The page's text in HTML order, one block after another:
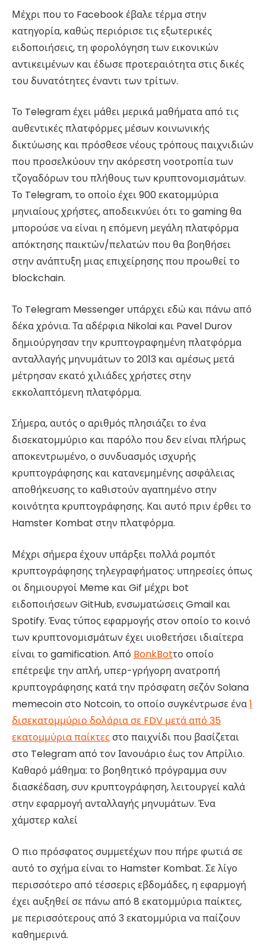
Μέχρι που το Facebook έβαλε τέρμα στην
κατηγορία, καθώς περιόρισε τις εξωτερικές
ειδοποιήσεις, τη φορολόγηση των εικονικών
αντικειμένων και έδωσε προτεραιότητα στις δικές
του δυνατότητες έναντι των τρίτων.
Το Telegram έχει μάθει μερικά μαθήματα από τις
αυθεντικές πλατφόρμες μέσων κοινωνικής
δικτύωσης και πρόσθεσε νέους τρόπους παιχνιδιών
που προσελκύουν την ακόρεστη νοοτροπία των
τζογαδόρων του πλήθους των κρυπτονομισμάτων.
Το Telegram, το οποίο έχει 900 εκατομμύρια
μηνιαίους χρήστες, αποδεικνύει ότι το gaming θα
μπορούσε να είναι η επόμενη μεγάλη πλατφόρμα
απόκτησης παικτών/πελατών που θα βοηθήσει
στην ανάπτυξη μιας επιχείρησης που προωθεί το
blockchain.
Το Telegram Messenger υπάρχει εδώ και πάνω από
δέκα χρόνια. Τα αδέρφια Nikolai και Pavel Durov
δημιούργησαν την κρυπτογραφημένη πλατφόρμα
ανταλλαγής μηνυμάτων το 2013 και αμέσως μετά
μέτρησαν εκατό χιλιάδες χρήστες στην
εκκολαπτόμενη πλατφόρμα.
Σήμερα, αυτός ο αριθμός πλησιάζει το ένα
δισεκατομμύριο και παρόλο που δεν είναι πλήρως
αποκεντρωμένο, ο συνδυασμός ισχυρής
κρυπτογράφησης και κατανεμημένης ασφάλειας
αποθήκευσης το καθιστούν αγαπημένο στην
κοινότητα κρυπτογράφησης. Και αυτό πριν έρθει το
Hamster Kombat στην πλατφόρμα.
Μέχρι σήμερα έχουν υπάρξει πολλά ρομπότ
κρυπτογράφησης τηλεγραφήματος: υπηρεσίες όπως
οι δημιουργοί Meme και Gif μέχρι bot
ειδοποιήσεων GitHub, ενσωματώσεις Gmail και
Spotify. Ένας τύπος εφαρμογής στον οποίο το κοινό
των κρυπτονομισμάτων έχει υιοθετήσει ιδιαίτερα
είναι το gamification. Από BonkBotτο οποίο
επέτρεψε την απλή, υπερ-γρήγορη ανατροπή
κρυπτογράφησης κατά την πρόσφατη σεζόν Solana
memecoin στο Notcoin, το οποίο συγκέντρωσε ένα1
δισεκατομμύριο δολάρια σε FDV μετά από 35
εκατομμύρια παίκτες στο παιχνίδι που βασίζεται
στο Telegram από τον Ιανουάριο έως τον Απρίλιο.
Καθαρό μάθημα: το βοηθητικό πρόγραμμα συν
διασκέδαση, συν κρυπτογράφηση, λειτουργεί καλά
στην εφαρμογή ανταλλαγής μηνυμάτων. Ένα
χάμστερ καλεί
Ο πιο πρόσφατος συμμετέχων που πήρε φωτιά σε
αυτό το σχήμα είναι το Hamster Kombat. Σε λίγο
περισσότερο από τέσσερις εβδομάδες, η εφαρμογή
έχει αυξηθεί σε πάνω από 8 εκατομμύρια παίκτες,
με περισσότερους από 3 εκατομμύρια να παίζουν
καθημερινά.